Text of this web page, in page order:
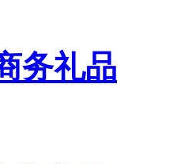
务礼品